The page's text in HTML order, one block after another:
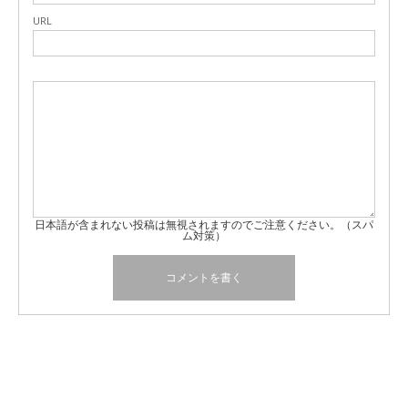
URL
日本語が含まれない投稿は無視されますのでご注意ください。（スパ
ム対策）